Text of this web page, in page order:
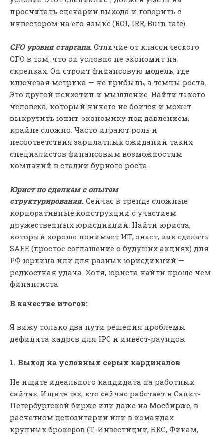
просчитать сценарии выхода и говорить с
инвестором на его языке (ROI, IRR, Burn rate).
CFO уровня стартапа. Отличие от классического
CFO в том, что он условно не экономит на
скрепках. Он строит финансовую модель, где
ключевая метрика — не прибыль, а темпы роста.
Это другой психотип и мышление. Найти такого
человека, который ничего не боится и может
выкрутить юнит-экономику под давлением,
крайне сложно. Часто играют роль и
несоответствия зарплатных ожиданий таких
специалистов финансовым возможностям
компаний в стадии бурного роста.
Юрист по сделкам с опытом
структурирования. Сейчас в тренде сложные
корпоративные конструкции с участием
дружественных юрисдикций. Найти юриста,
который хорошо понимает ИТ, знает, как сделать
SAFE (простое соглашение о будущих акциях) для
РФ юрлица или для разных юрисдикций —
редкостная удача. Хотя, юриста найти проще чем
финансиста.
В качестве итогов:
Я вижу только два пути решения проблемы
дефицита кадров для IPO и инвест-раундов.
1. Выход на условных серых кардиналов
Не ищите идеального кандидата на работных
сайтах. Ищите тех, кто сейчас работает в Санкт-
Петербургской бирже или даже на Мосбирже, в
расчетном депозитарии или в командах
крупных брокеров (Т-Инвестиции, БКС, Финам,